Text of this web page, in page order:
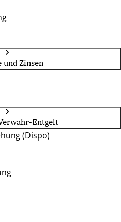
und Zinsen
Entgelt
(Dispo)